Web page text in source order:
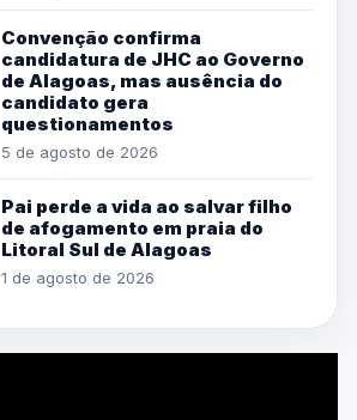
Convenção confirma
candidatura de JHC ao Governo
de Alagoas, mas ausência do
candidato gera
questionamentos
5 de agosto de 2026
Pai perde a vida ao salvar filho
de afogamento em praia do
Litoral Sul de Alagoas
1 de agosto de 2026